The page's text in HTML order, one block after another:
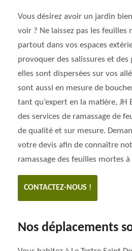
Vous désirez avoir un jardin
voir ? Ne laissez pas les feuilles
partout dans vos espaces
provoquer des salissures et des
elles sont dispersées sur vos
sont aussi en mesure de
tant qu’expert en la matière, JH
des services de ramassage de
de qualité et sur mesure.
votre devis afin de connaître
ramassage des feuilles mortes à
CONTACTEZ-NOUS !
Nos déplacements